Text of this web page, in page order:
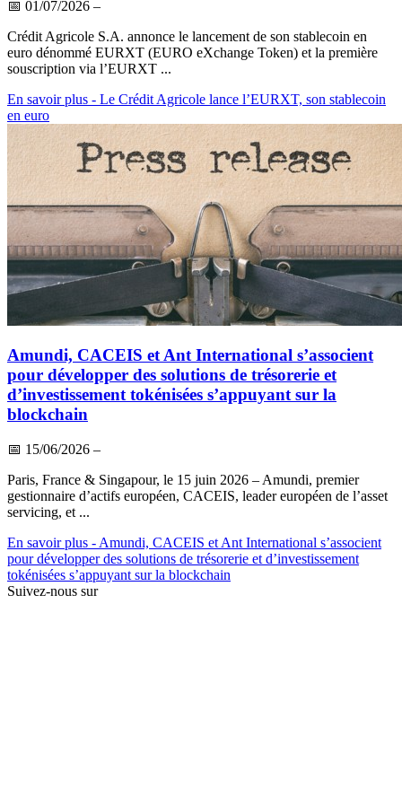
📅 01/07/2026 –
Crédit Agricole S.A. annonce le lancement de son stablecoin en
euro dénommé EURXT (EURO eXchange Token) et la première
souscription via l’EURXT ...
En savoir plus - Le Crédit Agricole lance l’EURXT, son stablecoin
en euro
Amundi, CACEIS et Ant International s’associent
pour développer des solutions de trésorerie et
d’investissement tokénisées s’appuyant sur la
blockchain
📅 15/06/2026 –
Paris, France & Singapour, le 15 juin 2026 – Amundi, premier
gestionnaire d’actifs européen, CACEIS, leader européen de l’asset
servicing, et ...
En savoir plus - Amundi, CACEIS et Ant International s’associent
pour développer des solutions de trésorerie et d’investissement
tokénisées s’appuyant sur la blockchain
Suivez-nous sur